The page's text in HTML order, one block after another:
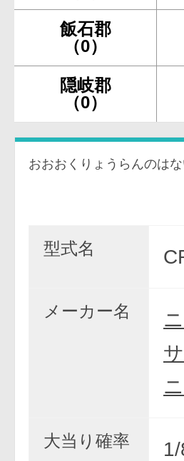
飯石郡
（0）
隠岐郡
（0）
おおおくりょうらんのはな
型式名
メーカー名
大当り確率